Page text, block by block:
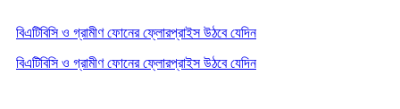
বিএটিবিসি ও গ্রামীণ ফোনের ফ্লোরপ্রাইস উঠবে যেদিন
বিএটিবিসি ও গ্রামীণ ফোনের ফ্লোরপ্রাইস উঠবে যেদিন